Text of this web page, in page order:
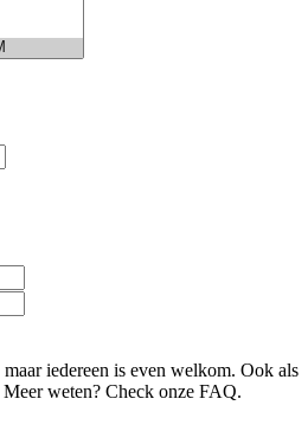
iedereen is even welkom. Ook als
weten? Check onze FAQ.